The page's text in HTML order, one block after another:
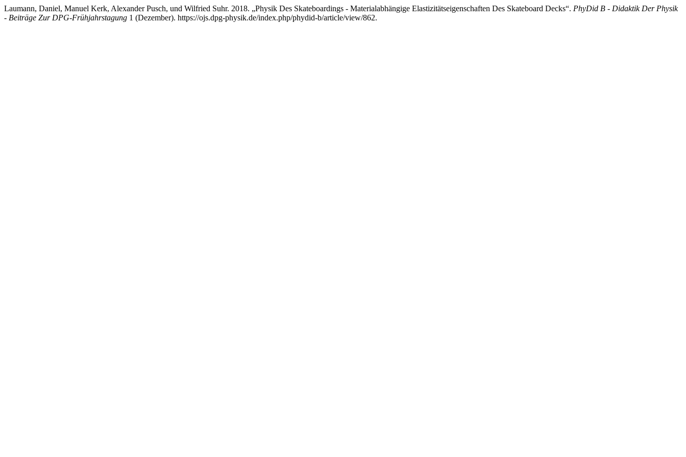
Laumann, Daniel, Manuel Kerk, Alexander Pusch, und Wilfried Suhr. 2018. „Physik Des Skateboardings - Materialabhängige Elastizitätseigenschaften Des Skateboard Decks“. PhyDid B - Didaktik Der Physik
- Beiträge Zur DPG-Frühjahrstagung 1 (Dezember). https://ojs.dpg-physik.de/index.php/phydid-b/article/view/862.